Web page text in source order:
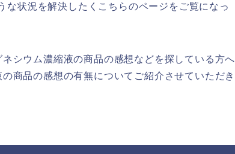
な状況を解決したくこちらのページをご覧になっ
シウム濃縮液の商品の感想などを探している方へ
商品の感想の有無についてご紹介させていただき